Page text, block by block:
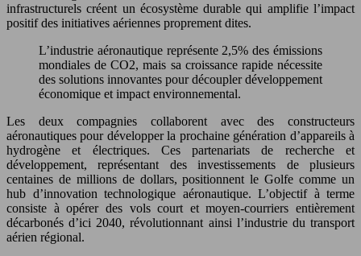
infrastructurels créent un écosystème durable qui amplifie l’impact
positif des initiatives aériennes proprement dites.
L’industrie aéronautique représente 2,5% des émissions
mondiales de CO2, mais sa croissance rapide nécessite
des solutions innovantes pour découpler développement
économique et impact environnemental.
Les deux compagnies collaborent avec des constructeurs
aéronautiques pour développer la prochaine génération d’appareils à
hydrogène et électriques. Ces partenariats de recherche et
développement, représentant des investissements de plusieurs
centaines de millions de dollars, positionnent le Golfe comme un
hub d’innovation technologique aéronautique. L’objectif à terme
consiste à opérer des vols court et moyen-courriers entièrement
décarbonés d’ici 2040, révolutionnant ainsi l’industrie du transport
aérien régional.